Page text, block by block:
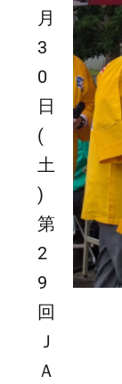
月
3
0
日
(
土
)
第
2
9
回
Ｊ
Ａ